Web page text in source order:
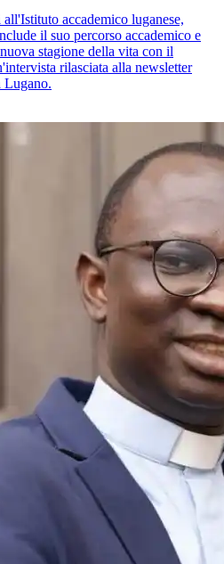
accademico luganese,
il suo percorso accademico e
stagione della vita con il
rilasciata alla newsletter
Lugano.